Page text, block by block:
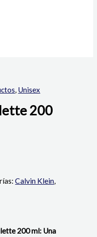
, Unisex
200
Calvin Klein,
200 ml: Una